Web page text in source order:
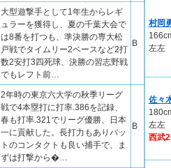
大型遊撃手として1年生からレギ
ュラーを獲得し、夏の千葉大会で
は8番を打つも、準決勝の専大松
戸戦でタイムリー2ベースなど2打
数2安打3四死球、決勝の習志野戦
でもレフト前…
B
2年時の東京六大学の秋季リーグ
戦で4本塁打に打率.386を記録、
春も打率.321でリーグ優勝、日本
一に貢献した。長打力もありバッ
トのコンタクトも良い捕手で、ま
ずは打撃から�…
B
村岡
左左
佐々
左左
西武